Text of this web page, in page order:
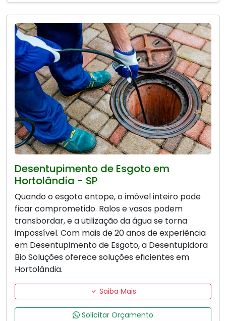
Desentupimento de Esgoto em
Hortolândia - SP
Quando o esgoto entope, o imóvel inteiro pode
ficar comprometido. Ralos e vasos podem
transbordar, e a utilização da água se torna
impossível. Com mais de 20 anos de experiência
em Desentupimento de Esgoto, a Desentupidora
Bio Soluções oferece soluções eficientes em
Hortolândia.
Saiba Mais
Solicitar Orçamento